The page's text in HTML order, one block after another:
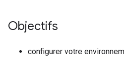
Objectifs
configurer votre